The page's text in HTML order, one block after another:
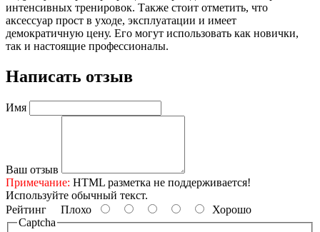
интенсивных тренировок. Также стоит отметить, что
аксессуар прост в уходе, эксплуатации и имеет
демократичную цену. Его могут использовать как новички,
так и настоящие профессионалы.
Написать отзыв
Имя
Ваш отзыв
Примечание: HTML разметка не поддерживается!
Используйте обычный текст.
Рейтинг Плохо
Хорошо
Captcha